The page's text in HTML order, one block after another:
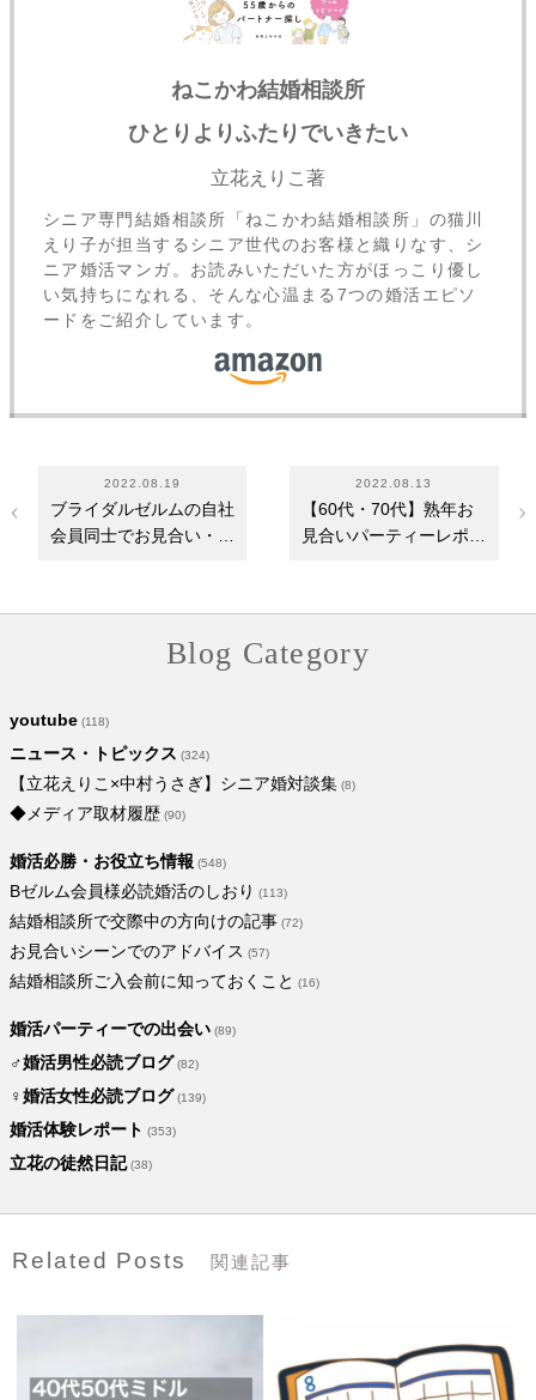
ねこかわ結婚相談所
ひとりよりふたりでいきたい
立花えりこ著
シニア専門結婚相談所「ねこかわ結婚相談所」の猫川
えり子が担当するシニア世代のお客様と織りなす、シ
ニア婚活マンガ。お読みいただいた方がほっこり優し
い気持ちになれる、そんな心温まる7つの婚活エピソ
ードをご紹介しています。
2022.08.19
ブライダルゼルムの自社
会員同士でお見合い・交
2022.08.13
【60代・70代】熟年お
見合いパーティーレポー
Blog Category
youtube (118)
ニュース・トピックス (324)
【立花えりこ×中村うさぎ】シニア婚対談集 (8)
◆メディア取材履歴 (90)
婚活必勝・お役立ち情報 (548)
Bゼルム会員様必読婚活のしおり (113)
結婚相談所で交際中の方向けの記事 (72)
お見合いシーンでのアドバイス (57)
結婚相談所ご入会前に知っておくこと (16)
婚活パーティーでの出会い (89)
♂婚活男性必読ブログ (82)
♀婚活女性必読ブログ (139)
婚活体験レポート (353)
立花の徒然日記(38)
Related Posts 関連記事